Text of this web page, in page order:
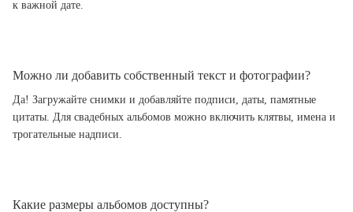
к важной дате.
Можно ли добавить собственный текст и фотографии?
Да! Загружайте снимки и добавляйте подписи, даты, памятные
цитаты. Для свадебных альбомов можно включить клятвы, имена и
трогательные надписи.
Какие размеры альбомов доступны?